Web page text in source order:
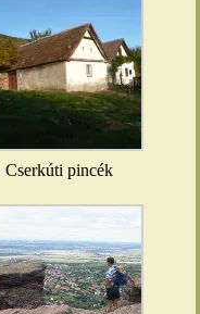
Cserkúti pincék